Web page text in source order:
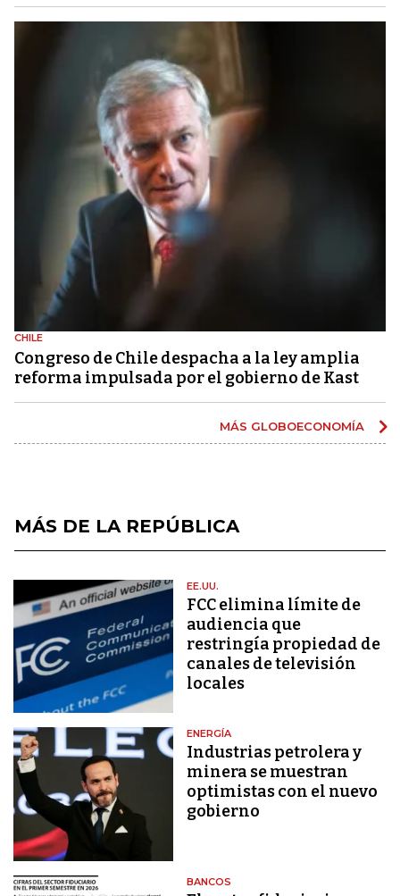
CHILE
Congreso de Chile despacha a la ley amplia
reforma impulsada por el gobierno de Kast
MÁS GLOBOECONOMÍA
MÁS DE LA REPÚBLICA
EE.UU.
FCC elimina límite de
audiencia que
restringía propiedad de
canales de televisión
locales
ENERGÍA
Industrias petrolera y
minera se muestran
optimistas con el nuevo
gobierno
BANCOS